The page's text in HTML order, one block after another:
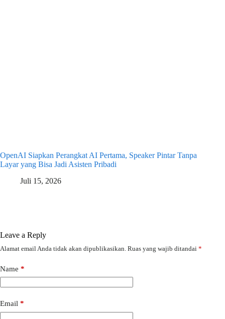
OpenAI Siapkan Perangkat AI Pertama, Speaker Pintar Tanpa
Layar yang Bisa Jadi Asisten Pribadi
Juli 15, 2026
Leave a Reply
Alamat email Anda tidak akan dipublikasikan. Ruas yang wajib ditandai *
Name *
Email *